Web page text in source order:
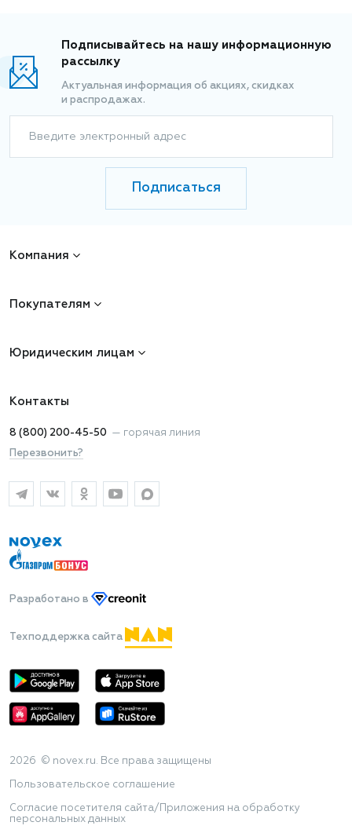
Подписывайтесь на нашу информационную
рассылку
Актуальная информация об акциях, скидках
и распродажах.
Введите электронный адрес
Подписаться
Компания
Покупателям
Юридическим лицам
Контакты
8 (800) 200-45-50 — горячая линия
Перезвонить?
Разработано в
Техподдержка сайта
2026 © novex.ru. Все права защищены
Пользовательское соглашение
Согласие посетителя сайта/Приложения на обработку
персональных данных